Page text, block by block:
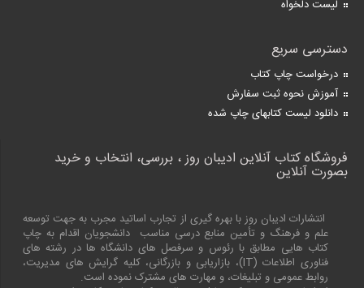
لیست دلخواه
دسترسی سریع
درخواست چاپ کتاب
آموزش نحوه ثبت سفارش
دانلود لیست کتابهای چاپ شده
فروشگاه کتاب آنلاین ادیبان روز ، بررسی، انتخاب و خرید
بصورت آنلاین
انتشارات ادیبان روز با بهره گیری از تجارب اساتید مجرب به جهت توسعه
علم و فرهنگ و تأمین منابع درسی مناسب دانشجویان اقدام به چاپ
کتاب هایی مطابق با رئوس و سرفصل های دانشگاه ها در رشته های
فناوری اطلاعات (IT)، بازاریابی و بازرگانی، کلیه گرایش های مدیریت،
روابط عمومی و تبلیغات، و مهارت های مشترک نموده است.